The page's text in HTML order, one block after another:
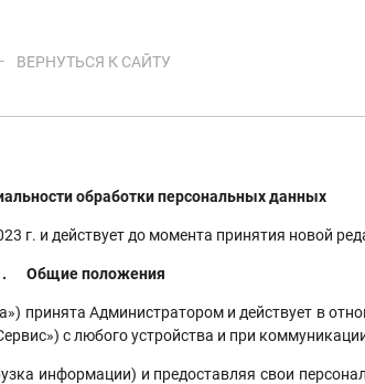
ВЕРНУТЬСЯ К САЙТУ
обработки персональных данных
г. и действует до момента принятия новой
Общие положения
Администратором и действует в
с любого устройства и при
и предоставляя свои